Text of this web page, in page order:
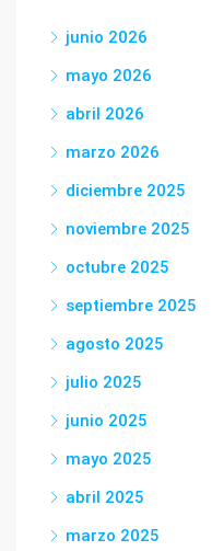
junio 2026
mayo 2026
abril 2026
marzo 2026
diciembre 2025
noviembre 2025
octubre 2025
septiembre 2025
agosto 2025
julio 2025
junio 2025
mayo 2025
abril 2025
marzo 2025